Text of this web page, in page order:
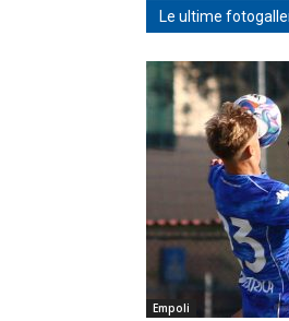
Le ultime
Empoli